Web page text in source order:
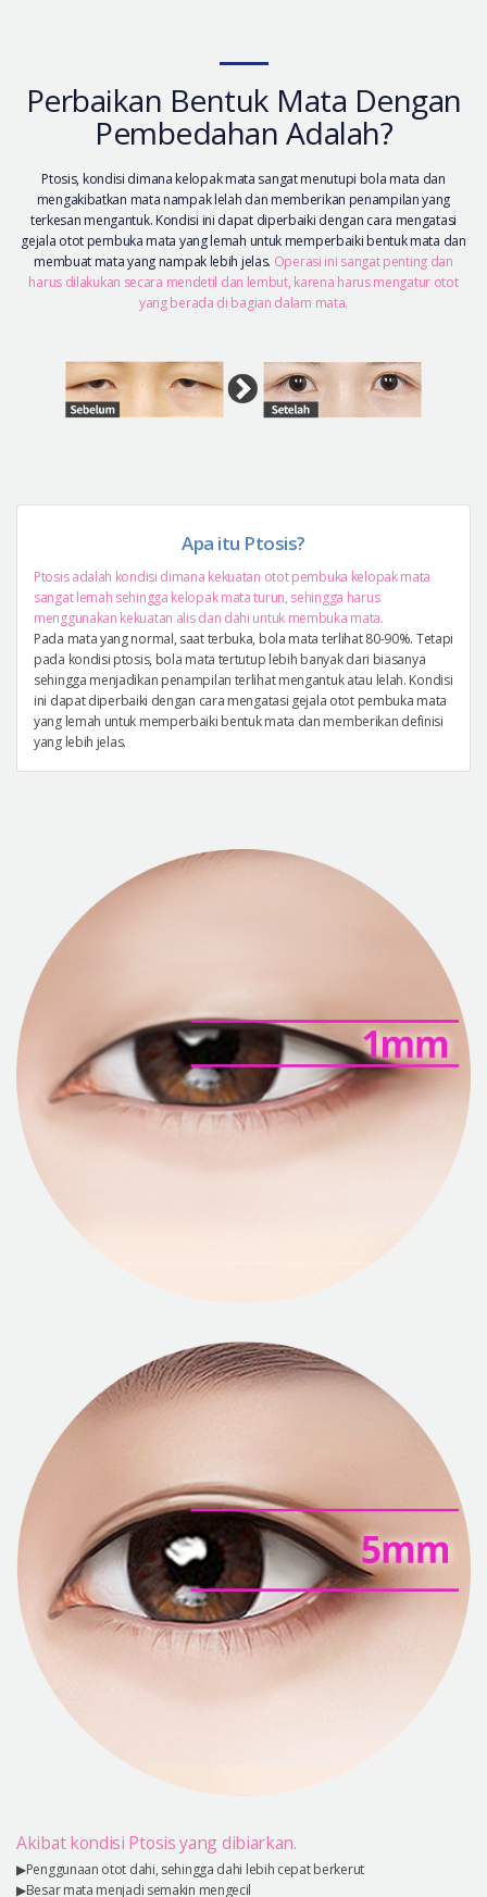
Perbaikan Bentuk Mata Dengan
Pembedahan Adalah?
Ptosis, kondisi dimana kelopak mata sangat menutupi bola mata dan
mengakibatkan mata nampak lelah dan memberikan penampilan yang
terkesan mengantuk. Kondisi ini dapat diperbaiki dengan cara mengatasi
gejala otot pembuka mata yang lemah untuk memperbaiki bentuk mata dan
membuat mata yang nampak lebih jelas. Operasi ini sangat penting dan
harus dilakukan secara mendetil dan lembut, karena harus mengatur otot
yang berada di bagian dalam mata.
Apa itu Ptosis?
Ptosis adalah kondisi dimana kekuatan otot pembuka kelopak mata
sangat lemah sehingga kelopak mata turun, sehingga harus
menggunakan kekuatan alis dan dahi untuk membuka mata.
Pada mata yang normal, saat terbuka, bola mata terlihat 80-90%. Tetapi
pada kondisi ptosis, bola mata tertutup lebih banyak dari biasanya
sehingga menjadikan penampilan terlihat mengantuk atau lelah. Kondisi
ini dapat diperbaiki dengan cara mengatasi gejala otot pembuka mata
yang lemah untuk memperbaiki bentuk mata dan memberikan definisi
yang lebih jelas.
Akibat kondisi Ptosis yang dibiarkan.
▶Penggunaan otot dahi, sehingga dahi lebih cepat berkerut
▶Besar mata menjadi semakin mengecil